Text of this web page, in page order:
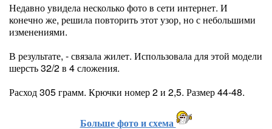
Недавно увидела несколько фото в сети интернет. И
конечно же, решила повторить этот узор, но с небольшими
изменениями.
В результате, - связала жилет. Использовала для этой модели
шерсть 32/2 в 4 сложения.
Расход 305 грамм. Крючки номер 2 и 2,5. Размер 44-48.
Больше фото и схема